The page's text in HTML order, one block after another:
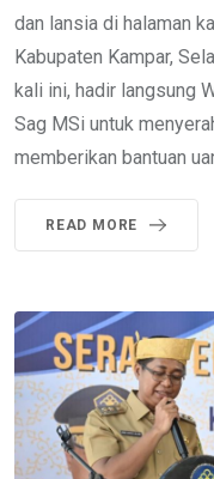
dan lansia di halaman
Kabupaten Kampar,
kali ini, hadir langsung
Sag MSi untuk
memberikan bantuan
READ MORE